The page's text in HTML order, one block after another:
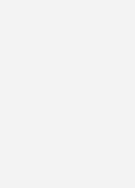
die permanent
ausüben. Das geschieht